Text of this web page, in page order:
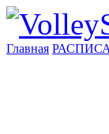
Главная